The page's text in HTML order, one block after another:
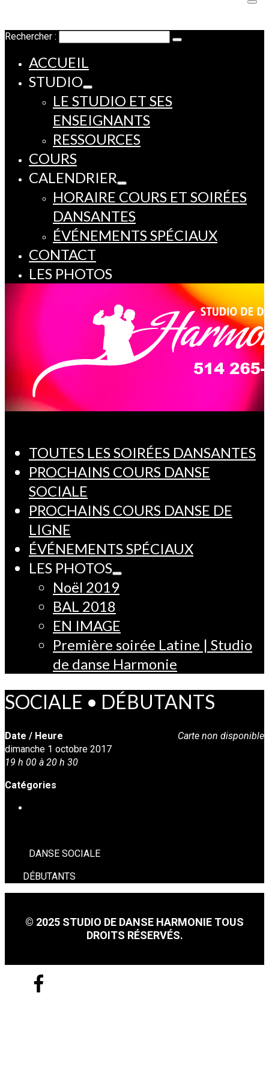
Rechercher :
ACCUEIL
STUDIO
LE STUDIO ET SES
ENSEIGNANTS
RESSOURCES
COURS
CALENDRIER
HORAIRE COURS ET SOIRÉES
DANSANTES
ÉVÉNEMENTS SPÉCIAUX
CONTACT
LES PHOTOS
TOUTES LES SOIRÉES DANSANTES
PROCHAINS COURS DANSE
SOCIALE
PROCHAINS COURS DANSE DE
LIGNE
ÉVÉNEMENTS SPÉCIAUX
LES PHOTOS
Noël 2019
BAL 2018
EN IMAGE
Première soirée Latine | Studio
de danse Harmonie
SOCIALE • DÉBUTANTS
Carte non disponible
Date / Heure
dimanche 1 octobre 2017
19 h 00 à 20 h 30
Catégories
DANSE SOCIALE
DÉBUTANTS
© 2025 STUDIO DE DANSE HARMONIE TOUS
DROITS RÉSERVÉS.